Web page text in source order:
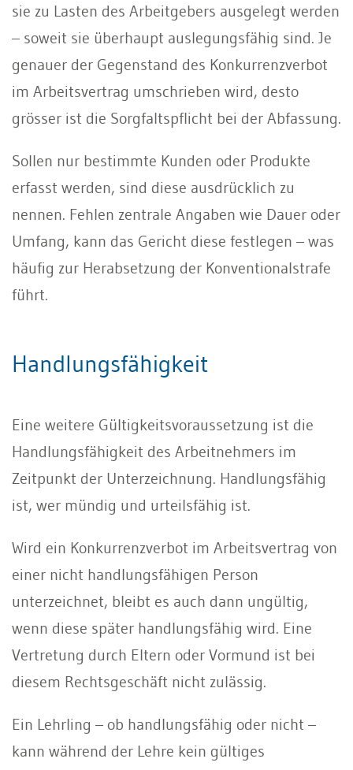
sie zu Lasten des Arbeitgebers ausgelegt werden
– soweit sie überhaupt auslegungsfähig sind. Je
genauer der Gegenstand des Konkurrenzverbot
im Arbeitsvertrag umschrieben wird, desto
grösser ist die Sorgfaltspflicht bei der Abfassung.
Sollen nur bestimmte Kunden oder Produkte
erfasst werden, sind diese ausdrücklich zu
nennen. Fehlen zentrale Angaben wie Dauer oder
Umfang, kann das Gericht diese festlegen – was
häufig zur Herabsetzung der Konventionalstrafe
führt.
Handlungsfähigkeit
Eine weitere Gültigkeitsvoraussetzung ist die
Handlungsfähigkeit des Arbeitnehmers im
Zeitpunkt der Unterzeichnung. Handlungsfähig
ist, wer mündig und urteilsfähig ist.
Wird ein Konkurrenzverbot im Arbeitsvertrag von
einer nicht handlungsfähigen Person
unterzeichnet, bleibt es auch dann ungültig,
wenn diese später handlungsfähig wird. Eine
Vertretung durch Eltern oder Vormund ist bei
diesem Rechtsgeschäft nicht zulässig.
Ein Lehrling – ob handlungsfähig oder nicht –
kann während der Lehre kein gültiges